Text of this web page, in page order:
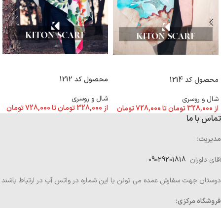
محصول کد 1214
شال و روسری
از 328,000تومانتا728,000تومان
محصول کد 1212
شال و روسری
از 328,000تومانتا728,000تومان
تماس با ما
مدیریت:
آقای داوران
دوستان جهت سفارش عمده می تونن با این شماره در واتس آپ در ارتباط باشند
فروشگاه مرکزی: